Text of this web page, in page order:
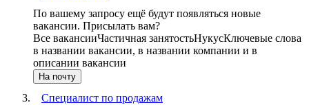
По вашему запросу ещё будут появляться новые
вакансии. Присылать вам?
Все вакансииЧастичная занятостьНукусКлючевые слова
в названии вакансии, в названии компании и в
описании вакансии
На почту
Специалист по продажам